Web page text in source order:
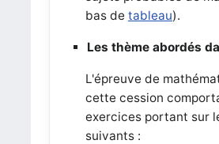
bas de tableau).
Les thème abordés
L'épreuve de
cette cession
exercices portant sur
suivants :